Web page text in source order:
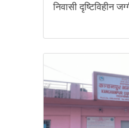
निवासी दृष्टिविहीन